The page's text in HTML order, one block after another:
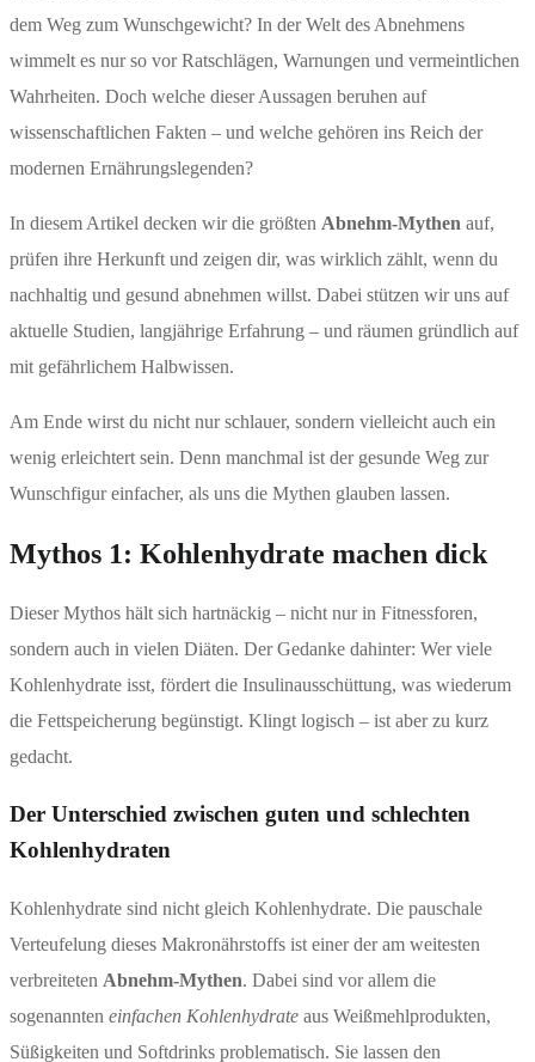
dem Weg zum Wunschgewicht? In der Welt des Abnehmens
wimmelt es nur so vor Ratschlägen, Warnungen und vermeintlichen
Wahrheiten. Doch welche dieser Aussagen beruhen auf
wissenschaftlichen Fakten – und welche gehören ins Reich der
modernen Ernährungslegenden?
In diesem Artikel decken wir die größten Abnehm-Mythen auf,
prüfen ihre Herkunft und zeigen dir, was wirklich zählt, wenn du
nachhaltig und gesund abnehmen willst. Dabei stützen wir uns auf
aktuelle Studien, langjährige Erfahrung – und räumen gründlich auf
mit gefährlichem Halbwissen.
Am Ende wirst du nicht nur schlauer, sondern vielleicht auch ein
wenig erleichtert sein. Denn manchmal ist der gesunde Weg zur
Wunschfigur einfacher, als uns die Mythen glauben lassen.
Mythos 1: Kohlenhydrate machen dick
Dieser Mythos hält sich hartnäckig – nicht nur in Fitnessforen,
sondern auch in vielen Diäten. Der Gedanke dahinter: Wer viele
Kohlenhydrate isst, fördert die Insulinausschüttung, was wiederum
die Fettspeicherung begünstigt. Klingt logisch – ist aber zu kurz
gedacht.
Der Unterschied zwischen guten und schlechten
Kohlenhydraten
Kohlenhydrate sind nicht gleich Kohlenhydrate. Die pauschale
Verteufelung dieses Makronährstoffs ist einer der am weitesten
verbreiteten Abnehm-Mythen. Dabei sind vor allem die
sogenannten einfachen Kohlenhydrate aus Weißmehlprodukten,
Süßigkeiten und Softdrinks problematisch. Sie lassen den